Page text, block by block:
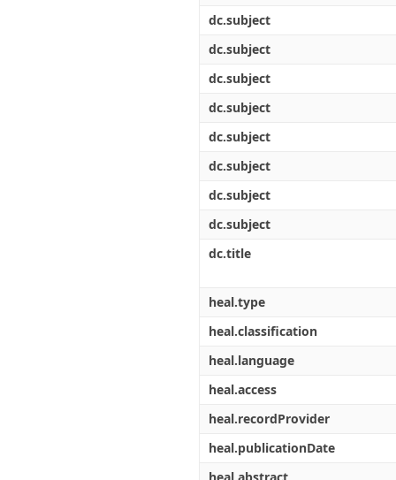
dc.subject
dc.subject
dc.subject
dc.subject
dc.subject
dc.subject
dc.subject
dc.subject
dc.title
heal.type
heal.classification
heal.language
heal.access
heal.recordProvider
heal.publicationDate